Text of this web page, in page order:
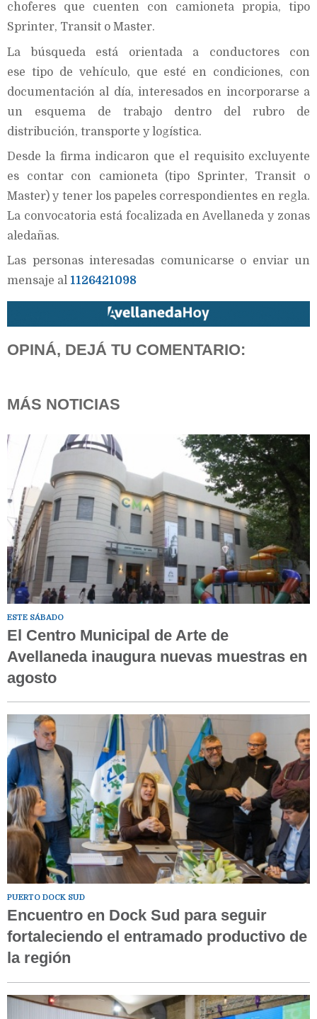
choferes que cuenten con camioneta propia, tipo
Sprinter, Transit o Master.
La búsqueda está orientada a conductores con
ese tipo de vehículo, que esté en condiciones, con
documentación al día, interesados en incorporarse a
un esquema de trabajo dentro del rubro de
distribución, transporte y logística.
Desde la firma indicaron que el requisito excluyente
es contar con camioneta (tipo Sprinter, Transit o
Master) y tener los papeles correspondientes en regla.
La convocatoria está focalizada en Avellaneda y zonas
aledañas.
Las personas interesadas comunicarse o enviar un
mensaje al 1126421098
OPINÁ, DEJÁ TU COMENTARIO:
MÁS NOTICIAS
ESTE SÁBADO
El Centro Municipal de Arte de
Avellaneda inaugura nuevas muestras en
agosto
PUERTO DOCK SUD
Encuentro en Dock Sud para seguir
fortaleciendo el entramado productivo de
la región